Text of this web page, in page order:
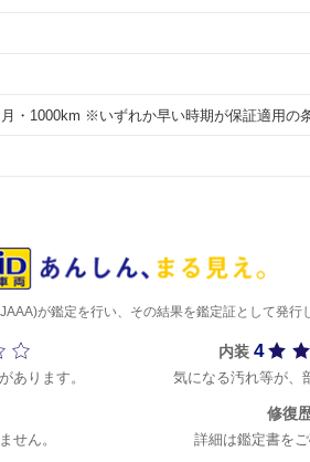
・1000km ※いずれか早い時期が保証適用の
が鑑定を行い、その結果を鑑定証として発行
あります。
内装 4
気になる汚れ等が、
せん。
修復
詳細は鑑定書をご